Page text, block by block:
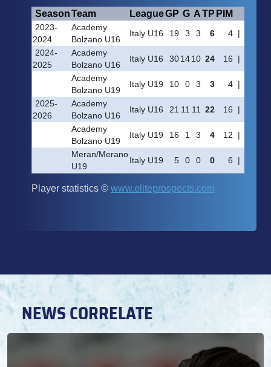
NEWS CORRELATE